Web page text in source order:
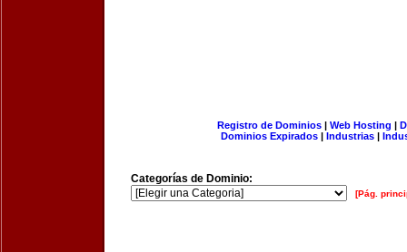
Registro de Dominios| Web Hosting |
Dominios Expirados | Industrias |
Categorías de Dominio:
[Pág.